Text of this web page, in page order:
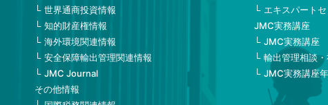
世界通商投資情報
知的財産権情報
海外環境関連情報
安全保障輸出管理関連情報
JMC Journal
その他情報
エキスパート
JMC実務講座
JMC実務講座
輸出管理相談
JMC実務講座